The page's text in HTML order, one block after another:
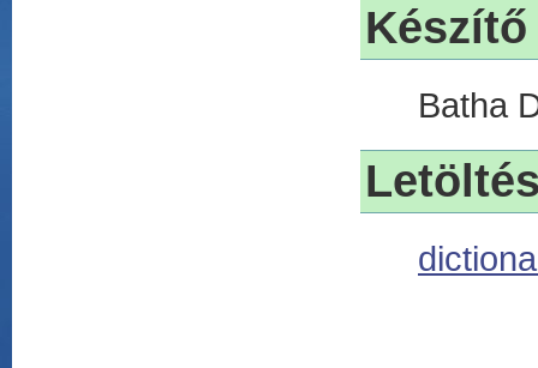
Készítő
Batha